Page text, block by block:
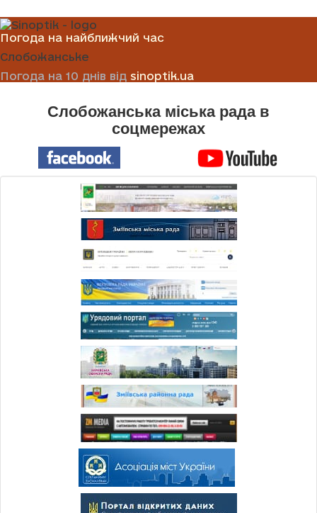
Погода на найближчий час
Слобожанське
Погода на 10 днів від sinoptik.ua
Слобожанська міська рада в
соцмережах